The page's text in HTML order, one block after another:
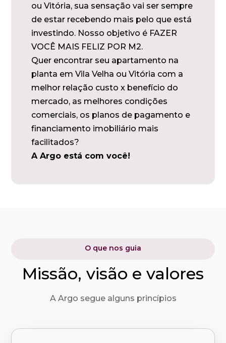
ou Vitória, sua sensação vai ser sempre
de estar recebendo mais pelo que está
investindo. Nosso objetivo é FAZER
VOCÊ MAIS FELIZ POR M2.
Quer encontrar seu apartamento na
planta em Vila Velha ou Vitória com a
melhor relação custo x benefício do
mercado, as melhores condições
comerciais, os planos de pagamento e
financiamento imobiliário mais
facilitados?
A Argo está com você!
O que nos guia
Missão, visão e valores
A Argo segue alguns princípios